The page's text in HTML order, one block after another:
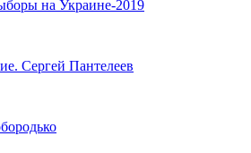
на Украине-2019
Сергей Пантелеев